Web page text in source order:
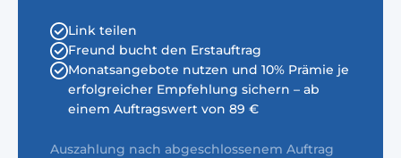
Link teilen
Freund bucht den Erstauftrag
Monatsangebote nutzen und 10% Prämie je
erfolgreicher Empfehlung sichern – ab
einem Auftragswert von 89 €
Auszahlung nach abgeschlossenem Auftrag